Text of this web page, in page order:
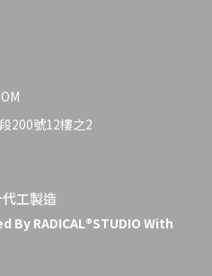
200號12樓之2
代工製造
RADICAL®️STUDIO With